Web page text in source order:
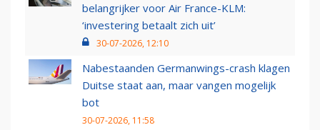
belangrijker voor Air France-KLM:
‘investering betaalt zich uit’
30-07-2026, 12:10
Nabestaanden Germanwings-crash klagen
Duitse staat aan, maar vangen mogelijk
bot
30-07-2026, 11:58